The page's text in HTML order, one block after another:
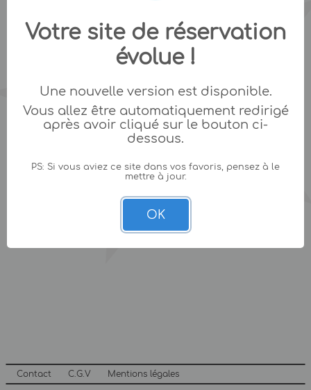
Contact C.G.V Mentions légales
Votre site de réservation
évolue !
Une nouvelle version est disponible.
Vous allez être automatiquement redirigé
après avoir cliqué sur le bouton ci-
dessous.
PS: Si vous aviez ce site dans vos favoris, pensez à le
mettre à jour.
OK